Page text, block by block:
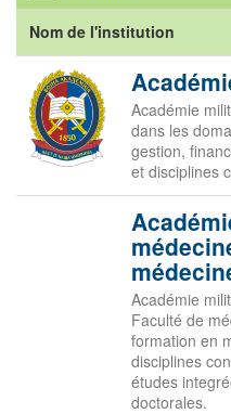
Nom de l'institution
Académie
dans les
gestion,
et disciplines
Académie
Faculté de
formation en
disciplines
études
doctorales.